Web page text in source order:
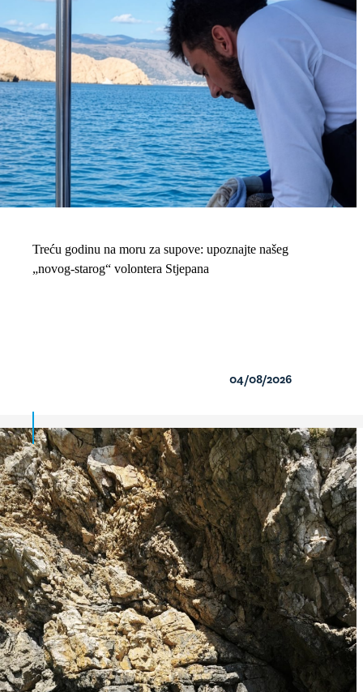
Treću godinu na moru za supove: upoznajte našeg
„novog-starog“ volontera Stjepana
04/08/2026